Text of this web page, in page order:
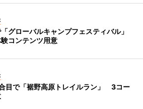
グローバルキャンプフェスティバル」
コンテンツ用意
目で「裾野高原トレイルラン」 3コー